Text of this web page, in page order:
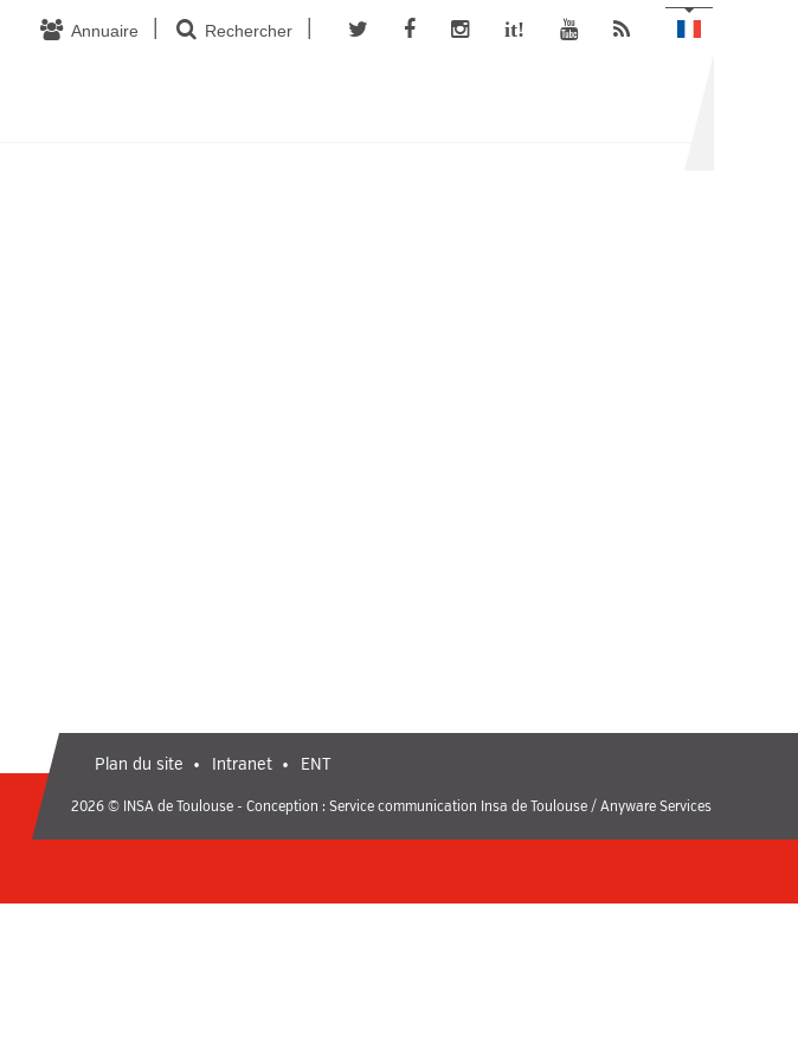
Annuaire Rechercher it!
Plan du site Intranet ENT
2026 © INSA de Toulouse - Conception : Service communication Insa de Toulouse / Anyware Services